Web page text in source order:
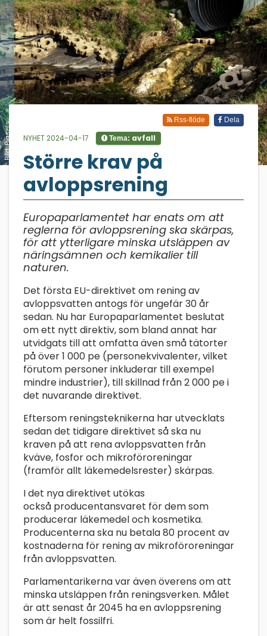
Bild: Piqsels
;
Dela
Rss-flöde
NYHET 2024-04-17 Tema: avfall
Större krav på
avloppsrening
Europaparlamentet har enats om att
reglerna för avloppsrening ska skärpas,
för att ytterligare minska utsläppen av
näringsämnen och kemikalier till
naturen.
Det första EU-direktivet om rening av
avloppsvatten antogs för ungefär 30 år
sedan. Nu har Europaparlamentet beslutat
om ett nytt direktiv, som bland annat har
utvidgats till att omfatta även små tätorter
på över 1 000 pe (personekvivalenter, vilket
förutom personer inkluderar till exempel
mindre industrier), till skillnad från 2 000 pe i
det nuvarande direktivet.
Eftersom reningsteknikerna har utvecklats
sedan det tidigare direktivet så ska nu
kraven på att rena avloppsvatten från
kväve, fosfor och mikroföroreningar
(framför allt läkemedelsrester) skärpas.
I det nya direktivet utökas
också producentansvaret för dem som
producerar läkemedel och kosmetika.
Producenterna ska nu betala 80 procent av
kostnaderna för rening av mikroföroreningar
från avloppsvatten.
Parlamentarikerna var även överens om att
minska utsläppen från reningsverken. Målet
är att senast år 2045 ha en avloppsrening
som är helt fossilfri.